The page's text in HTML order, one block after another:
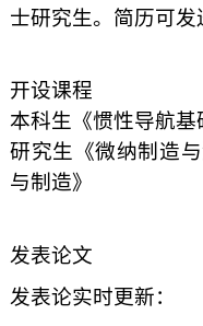
士研究生。简历可发
开设课程
本科生《惯性导航基
研究生《微纳制造
与制造》
发表论文
发表论实时更新：